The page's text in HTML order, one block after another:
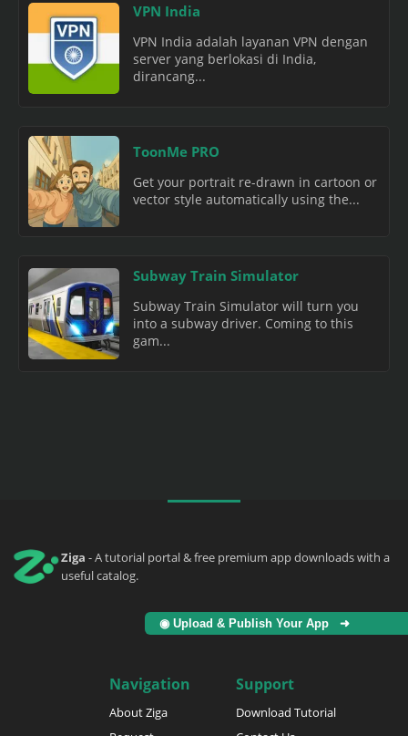
VPN India
VPN India adalah layanan VPN dengan
server yang berlokasi di India,
dirancang...
ToonMe PRO
Get your portrait re-drawn in cartoon or
vector style automatically using the...
Subway Train Simulator
Subway Train Simulator will turn you
into a subway driver. Coming to this
gam...
Ziga - A tutorial portal & free premium app downloads with a
useful catalog.
◉ Upload & Publish Your App ➜
Navigation
About Ziga
Support
Download Tutorial